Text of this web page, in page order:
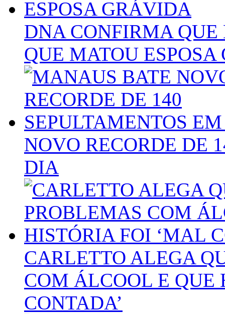
DNA CONFIRMA
QUE MATOU
NOVO RECORDE DE
DIA
CARLETTO ALEGA
COM ÁLCOOL E QUE
CONTADA’